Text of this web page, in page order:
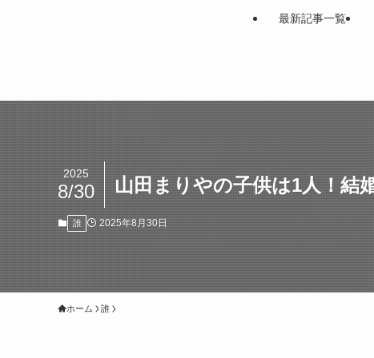
最新記事一覧
山田まりやの子供は1人！結
2025
8/30
誰 2025年8月30日
ホーム 誰